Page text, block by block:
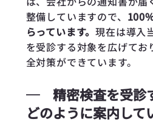
整備していますので、
らっています。現在は導入
を受診する対象を広げてお
全対策ができています。
─ 精密検査を受診
どのように案内して